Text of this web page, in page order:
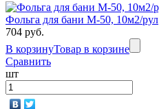
Фольга для бани М-50, 10м2/рул
704 руб.
В корзинуТовар в корзине
Сравнить
шт